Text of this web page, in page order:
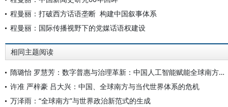
程曼丽：打破西方话语垄断 构建中国叙事体系
程曼丽：国际传播视野下的党媒话语权建设
相同主题阅读
隋璐怡 罗慧芳：数字普惠与治理革新：中国人工智能赋能全球南方发展
许准 严梓豪 吕大兴：中国、全球南方与当代世界体系的危机
万泽雨：“全球南方”与世界政治新范式的生成